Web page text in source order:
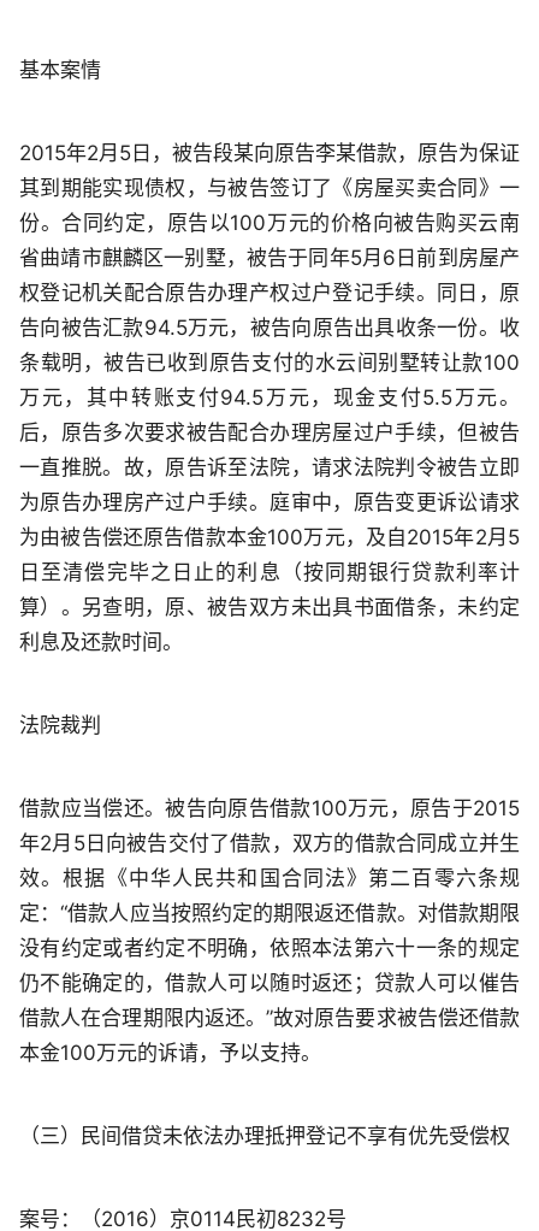
基本案情
2015年2月5日，被告段某向原告李某借款，原告为保证
其到期能实现债权，与被告签订了《房屋买卖合同》一
份。合同约定，原告以100万元的价格向被告购买云南
省曲靖市麒麟区一别墅，被告于同年5月6日前到房屋产
权登记机关配合原告办理产权过户登记手续。同日，原
告向被告汇款94.5万元，被告向原告出具收条一份。收
条载明，被告已收到原告支付的水云间别墅转让款100
万元，其中转账支付94.5万元，现金支付5.5万元。
后，原告多次要求被告配合办理房屋过户手续，但被告
一直推脱。故，原告诉至法院，请求法院判令被告立即
为原告办理房产过户手续。庭审中，原告变更诉讼请求
为由被告偿还原告借款本金100万元，及自2015年2月5
日至清偿完毕之日止的利息（按同期银行贷款利率计
算）。另查明，原、被告双方未出具书面借条，未约定
利息及还款时间。
法院裁判
借款应当偿还。被告向原告借款100万元，原告于2015
年2月5日向被告交付了借款，双方的借款合同成立并生
效。根据《中华人民共和国合同法》第二百零六条规
定：“借款人应当按照约定的期限返还借款。对借款期限
没有约定或者约定不明确，依照本法第六十一条的规定
仍不能确定的，借款人可以随时返还；贷款人可以催告
借款人在合理期限内返还。”故对原告要求被告偿还借款
本金100万元的诉请，予以支持。
（三）民间借贷未依法办理抵押登记不享有优先受偿权
案号：（2016）京0114民初8232号